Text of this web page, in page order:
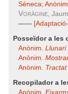
Sèneca;
Voràgine,
——
Posseïdor a les
Anònim. Llunari
Anònim.
Anònim.
Recopilador a
Anònim.